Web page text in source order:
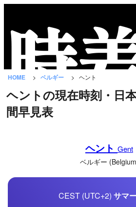
HOME ベルギー ヘント
ヘントの現在時刻・日
間早見表
ヘント Gent
ベルギー
CEST (UTC+2) サマ
な
と
は？